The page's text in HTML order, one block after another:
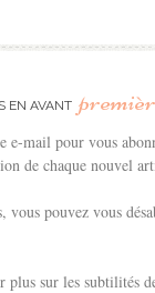
EN AVANT
e-mail pour vous
de chaque nouvel
vous pouvez vous
plus sur les subtilités